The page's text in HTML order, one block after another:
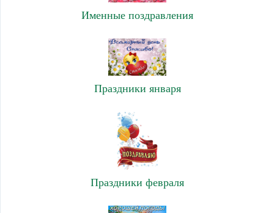
Именные поздравления
Праздники января
Праздники февраля